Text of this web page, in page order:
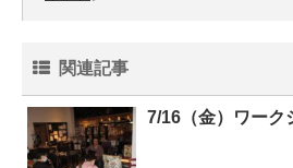
関連記事
7/16（金）ワーク